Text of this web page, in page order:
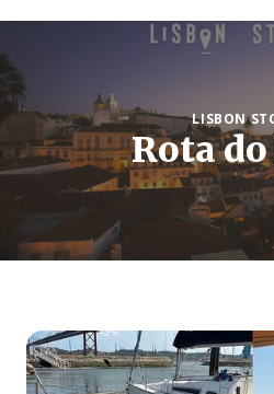
LISBON
Rota do